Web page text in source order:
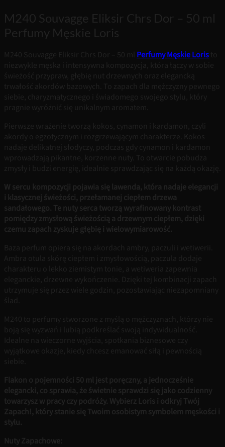
M240 Souvagge Eliksir Chrs Dor – 50 ml
Perfumy Męskie Loris
M240 Souvagge Eliksir Chrs Dor – 50 ml Perfumy Męskie Loris to
niezwykle męska i intensywna kompozycja, która łączy w sobie
świeżość przypraw, głębię nut drzewnych oraz elegancką
trwałość akordów bazowych. To zapach dla mężczyzny pewnego
siebie, charyzmatycznego i świadomego swojego stylu, który
pragnie wyróżnić się unikalnym aromatem.
Pierwsze wrażenie tworzą kokos, cynamon i kardamon, czyli
akordy o egzotycznym i rozgrzewającym charakterze. Kokos
nadaje delikatnej słodyczy, podczas gdy cynamon i kardamon
wprowadzają pikantne, korzenne nuty. To otwarcie pobudza
zmysły i budzi energię, idealnie sprawdzając się na każdą okazję.
W sercu kompozycji pojawia się lawenda, która nadaje elegancji
i klasycznej świeżości, przełamanej ciepłem drzewa
sandałowego. Te nuty serca tworzą wyrafinowany kontrast
pomiędzy zmysłową świeżością a drzewnym ciepłem, dzięki
czemu zapach zyskuje głębię i wielowymiarowość.
Baza perfum opiera się na akordach ambry, paczuli i wetiwerii.
Ambra otula skórę ciepłem i zmysłowością, paczula dodaje
charakteru o lekko ziemistym tonie, a wetiweria zapewnia
eleganckie, drzewne wykończenie. Dzięki tej kombinacji zapach
utrzymuje się przez wiele godzin, pozostawiając niezapomniany
ślad.
M240 to perfumy stworzone z myślą o mężczyznach, którzy nie
boją się wyzwań i lubią podkreślać swoją indywidualność.
Idealne na wieczorne wyjścia, spotkania biznesowe czy
wyjątkowe okazje, kiedy chcesz emanować siłą i pewnością
siebie.
Flakon o pojemności 50 ml jest poręczny, a jednocześnie
elegancki, co sprawia, że świetnie sprawdzi się jako codzienny
towarzysz w pracy czy podróży. Wybierz Loris i odkryj Twój
Zapach!, który stanie się Twoim osobistym symbolem męskości i
stylu.
Nuty Zapachowe: